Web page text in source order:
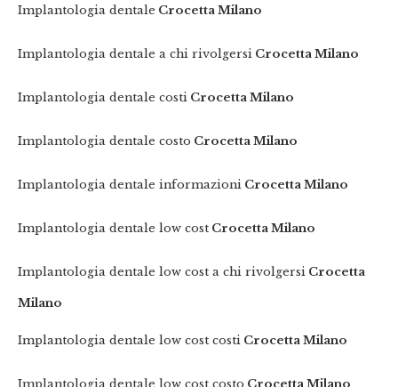
Implantologia dentale Crocetta Milano
Implantologia dentale a chi rivolgersi Crocetta Milano
Implantologia dentale costi Crocetta Milano
Implantologia dentale costo Crocetta Milano
Implantologia dentale informazioni Crocetta Milano
Implantologia dentale low cost Crocetta Milano
Implantologia dentale low cost a chi rivolgersi Crocetta
Milano
Implantologia dentale low cost costi Crocetta Milano
Implantologia dentale low cost costo Crocetta Milano